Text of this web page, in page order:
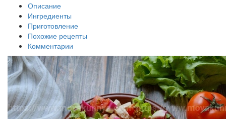
Описание
Ингредиенты
Приготовление
Похожие рецепты
Комментарии